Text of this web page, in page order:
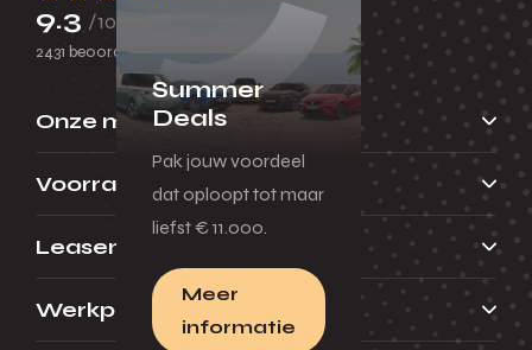
Summer
Deals
Pak jouw voordeel
dat oploopt tot maar
liefst € 11.000.
Meer
informatie
9.3 /10
2431 beoordelingen
Onze merken
Voorraad
Leasen
Werkplaats